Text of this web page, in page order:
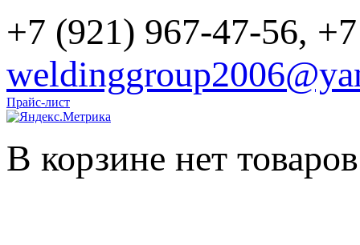
+7 (921) 967-47-56,
Прайс-лист
В корзине нет товаров